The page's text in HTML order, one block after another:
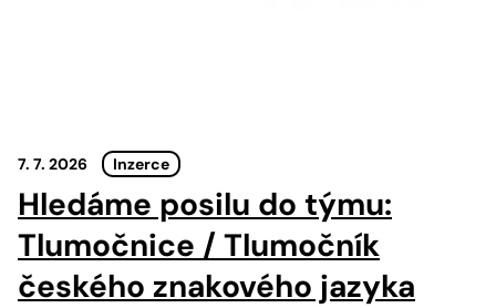
7. 7. 2026 Inzerce
Hledáme posilu do týmu:
Tlumočnice / Tlumočník
českého znakového jazyka